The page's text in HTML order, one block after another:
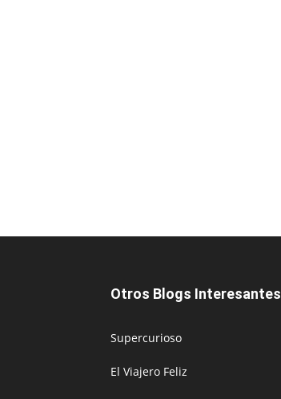
Otros Blogs Interesantes
Supercurioso
El Viajero Feliz